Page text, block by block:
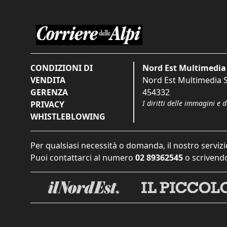
CONDIZIONI DI
VENDITA
GERENZA
PRIVACY
WHISTLEBLOWING
Nord Est Multimedia
Nord Est Multimedia
454332
I diritti delle immagini e
Per qualsiasi necessità o domanda, il nostro
Puoi contattarci al numero 02 89362545 o